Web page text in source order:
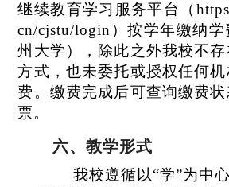
继续教育学习服务平台（
cn/cjstu/login）按学年缴纳
州大学），除此之外我校不
方式，也未委托或授权任何
费。缴费完成后可查询缴费
票。
六、教学形式
我校遵循以“学”为中